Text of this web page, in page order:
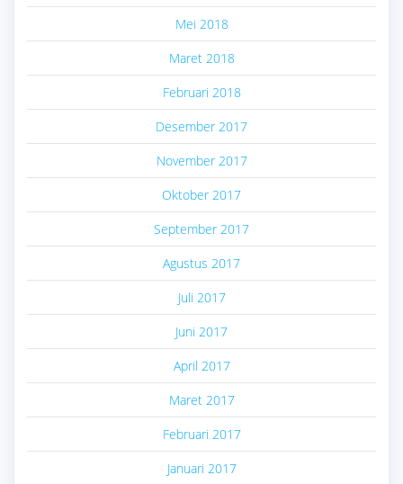
Mei 2018
Maret 2018
Februari 2018
Desember 2017
November 2017
Oktober 2017
September 2017
Agustus 2017
Juli 2017
Juni 2017
April 2017
Maret 2017
Februari 2017
Januari 2017